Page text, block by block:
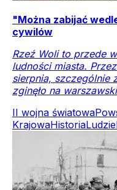
"Można zabijać
cywilów
Rzeź Woli to przede
ludności miasta.
sierpnia, szczególnie
zginęło na
II wojna światowa
KrajowaHistoriaLudzie